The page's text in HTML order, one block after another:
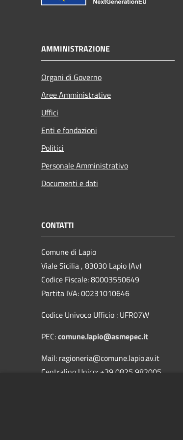
AMMINISTRAZIONE
Organi di Governo
Aree Amministrative
Uffici
Enti e fondazioni
Politici
Personale Amministrativo
Documenti e dati
CONTATTI
Comune di Lapio
Viale Sicilia , 83030 Lapio (Av)
Codice Fiscale: 80003550649
Partita IVA: 00231010646
Codice Univoco Ufficio : UFR07W
PEC:comune.lapio@asmepec.it
Mail: ragioneria@comune.lapio.av.it
Centralino Unico: +39 0825 982005